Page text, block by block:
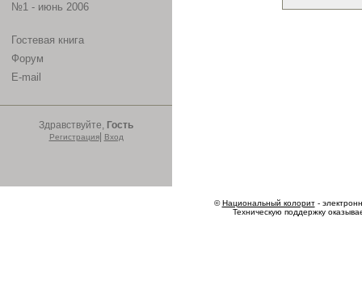
№1 - июнь 2006
Гостевая книга
Форум
E-mail
Здравствуйте, Гость
Регистрация| Вход
©Национальный колорит-
Техническую поддержку